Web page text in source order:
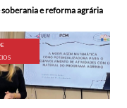
e reforma agrária